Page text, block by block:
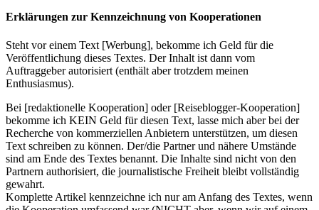
Erklärungen zur Kennzeichnung von Kooperationen
Steht vor einem Text [Werbung], bekomme ich Geld für die
Veröffentlichung dieses Textes. Der Inhalt ist dann vom
Auftraggeber autorisiert (enthält aber trotzdem meinen
Enthusiasmus).
Bei [redaktionelle Kooperation] oder [Reiseblogger-Kooperation]
bekomme ich KEIN Geld für diesen Text, lasse mich aber bei der
Recherche von kommerziellen Anbietern unterstützen, um diesen
Text schreiben zu können. Der/die Partner und nähere Umstände
sind am Ende des Textes benannt. Die Inhalte sind nicht von den
Partnern authorisiert, die journalistische Freiheit bleibt vollständig
gewahrt.
Komplette Artikel kennzeichne ich nur am Anfang des Textes, wenn